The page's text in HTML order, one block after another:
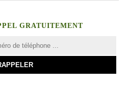
GRATUITEMENT